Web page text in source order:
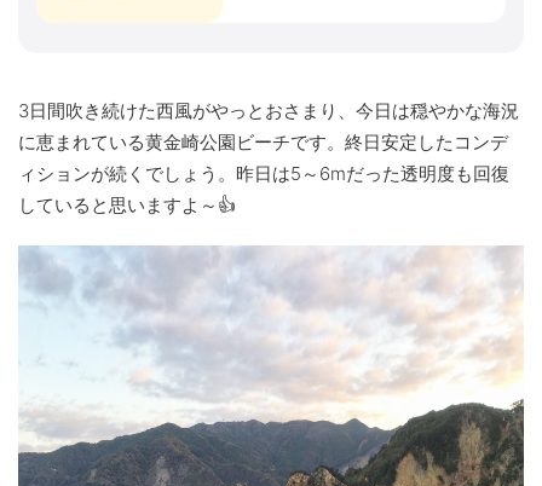
3日間吹き続けた西風がやっとおさまり、今日は穏やかな海況
に恵まれている黄金崎公園ビーチです。終日安定したコンデ
ィションが続くでしょう。昨日は5～6mだった透明度も回復
していると思いますよ～👍